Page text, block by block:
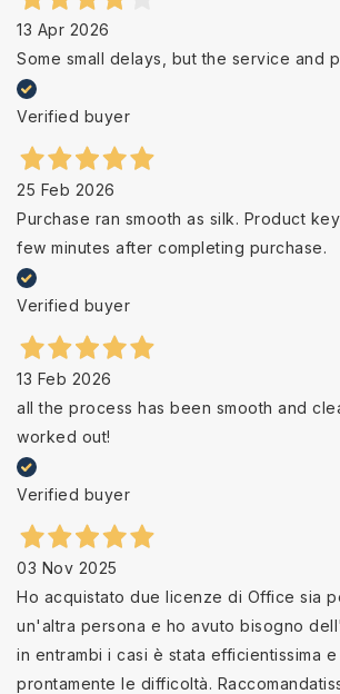
13 Apr 2026
Some small delays, but the service and
Verified buyer
25 Feb 2026
Purchase ran smooth as silk. Product
few minutes after completing purchase.
Verified buyer
13 Feb 2026
all the process has been smooth and
worked out!
Verified buyer
03 Nov 2025
Ho acquistato due licenze di Office sia
un'altra persona e ho avuto bisogno
in entrambi i casi è stata efficientissima
prontamente le difficoltà.